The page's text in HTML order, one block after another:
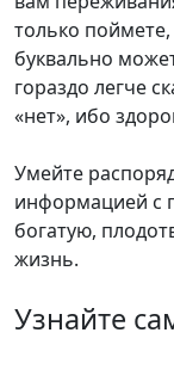
только
буквально
гораздо легче
«нет», ибо
Умейте
информацией с
богатую,
жизнь.
Узнайте